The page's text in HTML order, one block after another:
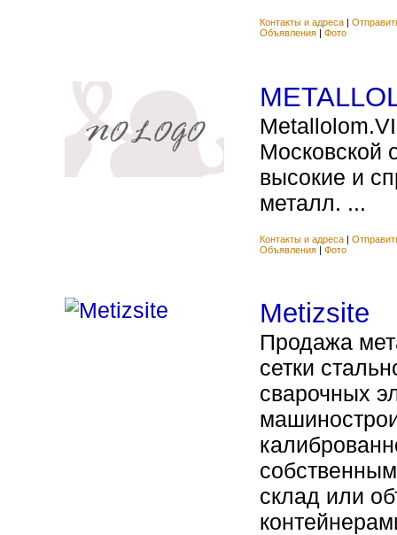
Контакты и адреса
Объявления
Фото
Московской
высокие и
металл. ...
Контакты и адреса |
Объявления | Фото
Metizsite
Продажа
сетки
сварочных
склад или